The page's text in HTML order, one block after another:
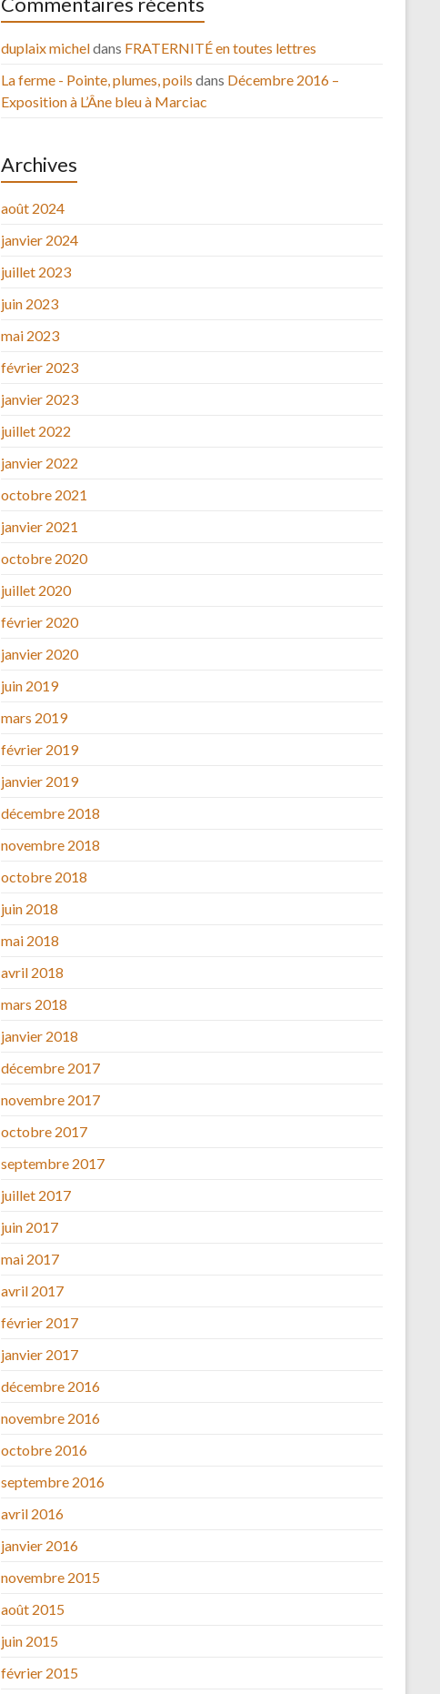
duplaix micheldans FRATERNITÉ en toutes lettres
La ferme - Pointe, plumes, poils dans Décembre 2016 –
Exposition à L’Âne bleu à Marciac
Archives
août 2024
janvier 2024
juillet 2023
juin 2023
mai 2023
février 2023
janvier 2023
juillet 2022
janvier 2022
octobre 2021
janvier 2021
octobre 2020
juillet 2020
février 2020
janvier 2020
juin 2019
mars 2019
février 2019
janvier 2019
décembre 2018
novembre 2018
octobre 2018
juin 2018
mai 2018
avril 2018
mars 2018
janvier 2018
décembre 2017
novembre 2017
octobre 2017
septembre 2017
juillet 2017
juin 2017
mai 2017
avril 2017
février 2017
janvier 2017
décembre 2016
novembre 2016
octobre 2016
septembre 2016
avril 2016
janvier 2016
novembre 2015
août 2015
juin 2015
février 2015